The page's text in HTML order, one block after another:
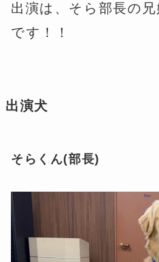
出演は、そら部長の
です！！
出演犬
そらくん(部長)